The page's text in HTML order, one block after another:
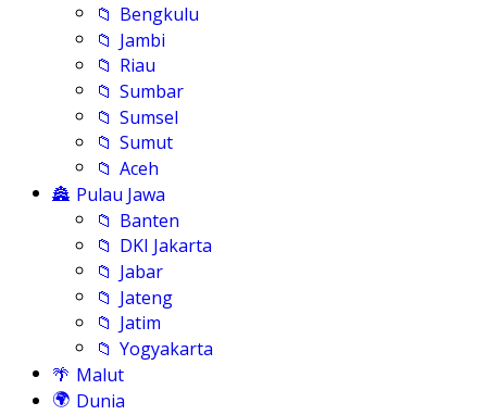
📁 Bengkulu
📁 Jambi
📁 Riau
📁 Sumbar
📁 Sumsel
📁 Sumut
📁 Aceh
🏯 Pulau Jawa
📁 Banten
📁 DKI Jakarta
📁 Jabar
📁 Jateng
📁 Jatim
📁 Yogyakarta
🌴 Malut
🌍 Dunia